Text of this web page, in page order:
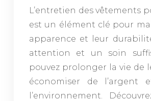
L’entretien des vêtements
est un élément clé pour
apparence et leur
attention et un soin
pouvez prolonger la vie de
économiser de l’argent
l’environnement.